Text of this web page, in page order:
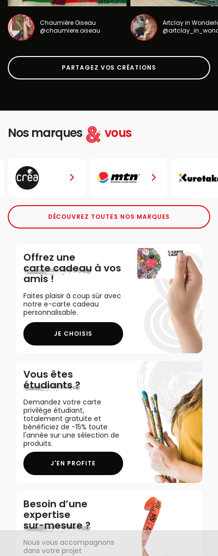
Chaumière Oiseau
@chaumiere.oiseau
Artclay in
PARTAGEZ VOS CRÉATIONS
Nos marques vous
DÉCOUVREZ TOUTES NOS MARQUES
Offrez une
carte cadeau à vos
amis !
Faites plaisir à coup sûr avec
notre e-carte cadeau
personnalisable.
JE CHOISIS
Vous êtes
étudiants ?
Demandez votre carte
privilège étudiant,
totalement gratuite et
bénéficiez de -15% toute
l'année sur une sélection de
produits.
J'EN PROFITE
Besoin d’une
expertise
sur-mesure ?
Nous vous accompagnons
dans votre projet